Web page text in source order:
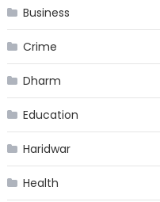
Business
Crime
Dharm
Education
Haridwar
Health